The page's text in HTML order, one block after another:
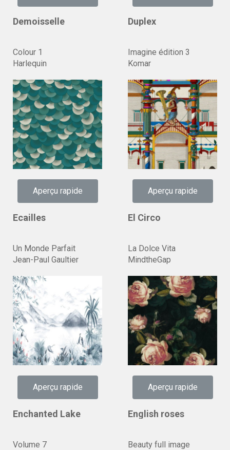
Demoisselle
Colour 1
Harlequin
Duplex
Imagine édition 3
Komar
Aperçu rapide
Ecailles
Un Monde Parfait
Jean-Paul Gaultier
Aperçu rapide
El Circo
La Dolce Vita
MindtheGap
Aperçu rapide
Enchanted Lake
Volume 7
Aperçu rapide
English roses
Beauty full image